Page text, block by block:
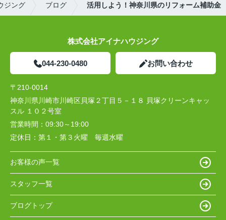
ジング ブログ 活用しよう！神奈川県のリフォーム補助金
株式会社アイナハウジング
044-230-0480 お問い合わせ
〒210-0014
神奈川県川崎市川崎区貝塚２丁目５－１８ 貝塚クリーンキャッ
スル １０２号室
営業時間： 09:30～19:00
定休日： 第１・第３火曜 毎週水曜
お客様の声一覧
スタッフ一覧
ブログトップ